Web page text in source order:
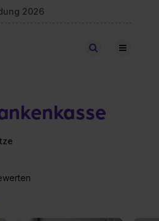
2026
Stellen finden